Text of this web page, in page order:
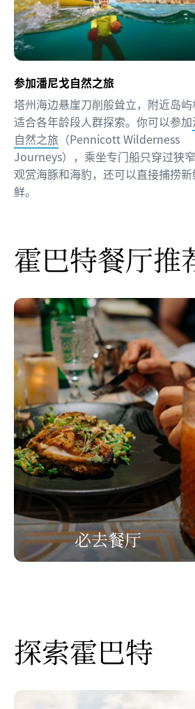
参加潘尼戈自然之旅
塔州海边悬崖刀削般耸立，附近岛屿
适合各年龄段人群探索。你可以参加
自然之旅 （Pennicott Wilderness
Journeys），乘坐专门船只穿过狭窄
观赏海豚和海豹，还可以直接捕捞
鲜。
霍巴特餐厅推
必去餐厅
探索霍巴特